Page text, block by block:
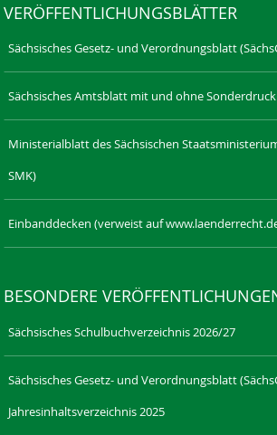
VERÖFFENTLICHUNGSBLÄTTER
Sächsisches Gesetz- und Verordnungsblatt
Sächsisches Amtsblatt mit und ohne Sonderdruck
Ministerialblatt des Sächsischen
SMK)
Einbanddecken (verweist auf
BESONDERE
Sächsisches Schulbuchverzeichnis 2026/27
Sächsisches Gesetz- und Verordnungsblatt
Jahresinhaltsverzeichnis 2025